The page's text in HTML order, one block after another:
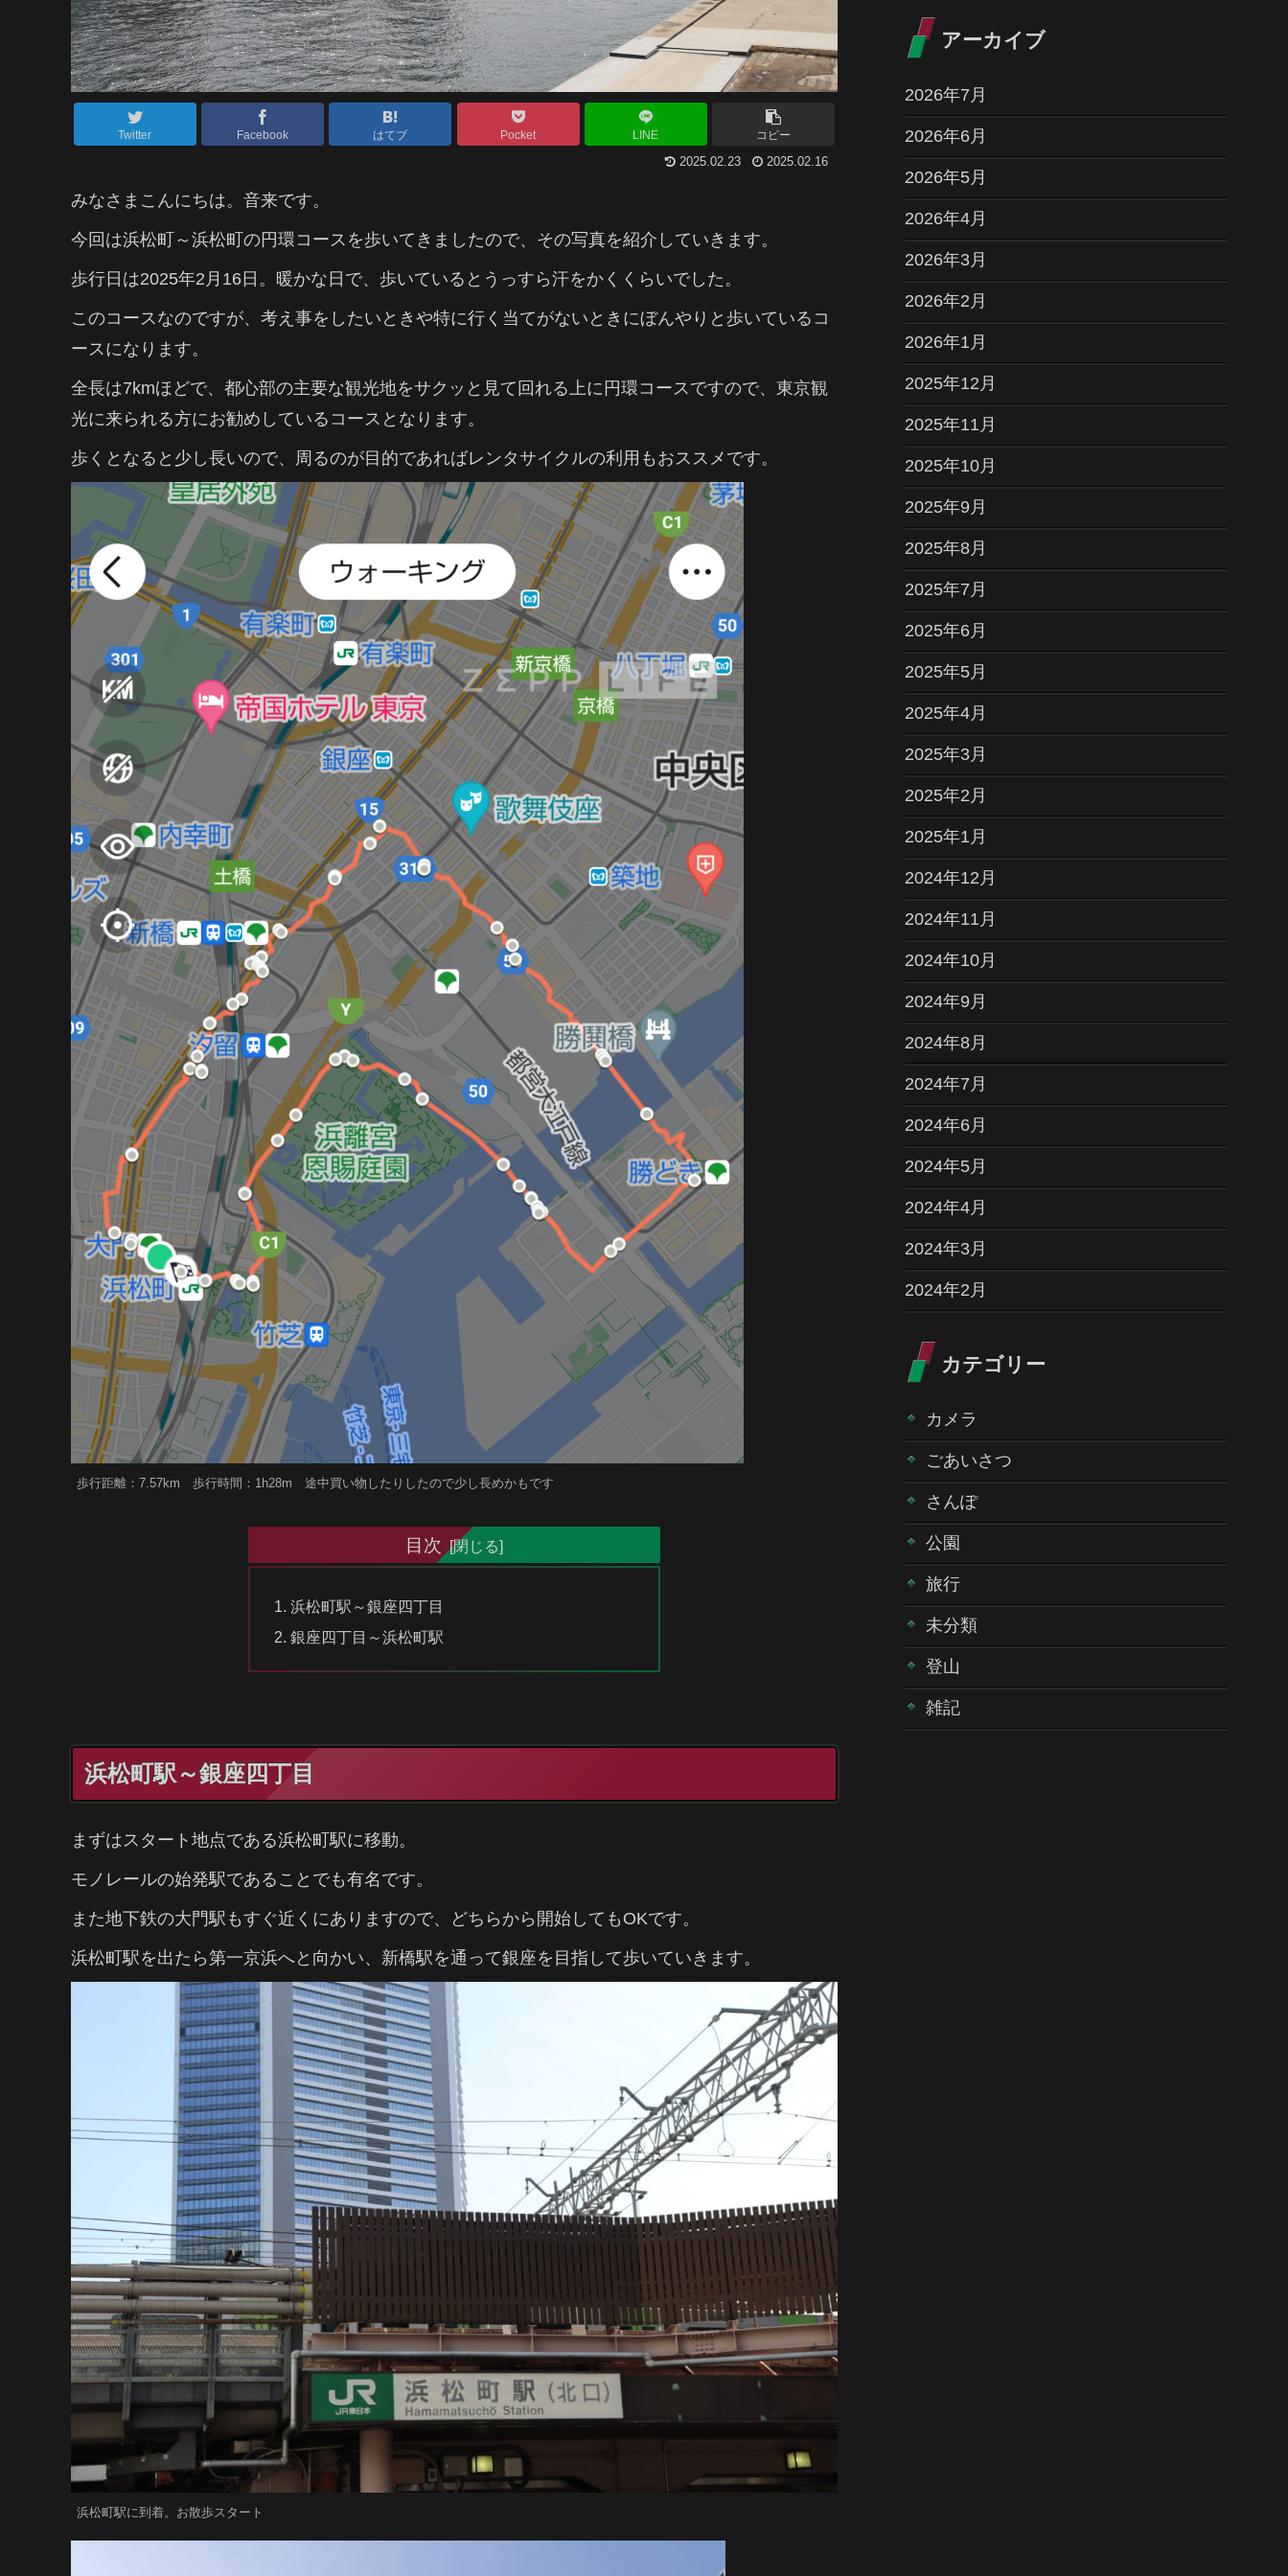
Twitter Facebook はてブ Pocket LINE コピー
2025.02.23 2025.02.16
みなさまこんにちは。音来です。
今回は浜松町～浜松町の円環コースを歩いてきましたので、その写真を紹介していきます。
歩行日は2025年2月16日。暖かな日で、歩いているとうっすら汗をかくくらいでした。
このコースなのですが、考え事をしたいときや特に行く当てがないときにぼんやりと歩いているコ
ースになります。
全長は7kmほどで、都心部の主要な観光地をサクッと見て回れる上に円環コースですので、東京観
光に来られる方にお勧めしているコースとなります。
歩くとなると少し長いので、周るのが目的であればレンタサイクルの利用もおススメです。
歩行距離：7.57km 歩行時間：1h28m 途中買い物したりしたので少し長めかもです
目次
浜松町駅～銀座四丁目
銀座四丁目～浜松町駅
浜松町駅～銀座四丁目
まずはスタート地点である浜松町駅に移動。
モノレールの始発駅であることでも有名です。
また地下鉄の大門駅もすぐ近くにありますので、どちらから開始してもOKです。
浜松町駅を出たら第一京浜へと向かい、新橋駅を通って銀座を目指して歩いていきます。
浜松町駅に到着。お散歩スタート
アーカイブ
2026年7月
2026年6月
2026年5月
2026年4月
2026年3月
2026年2月
2026年1月
2025年12月
2025年11月
2025年10月
2025年9月
2025年8月
2025年7月
2025年6月
2025年5月
2025年4月
2025年3月
2025年2月
2025年1月
2024年12月
2024年11月
2024年10月
2024年9月
2024年8月
2024年7月
2024年6月
2024年5月
2024年4月
2024年3月
2024年2月
カテゴリー
カメラ
ごあいさつ
さんぽ
公園
旅行
未分類
登山
雑記